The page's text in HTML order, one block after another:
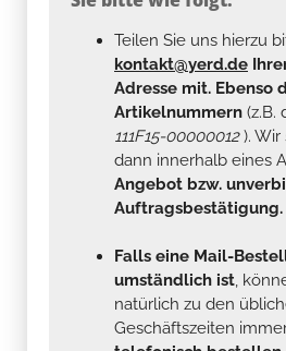
Teilen Sie uns hierzu
kontakt@yerd.de
Adresse mit. Ebenso
Artikelnummern (z.B.
111F15-00000012).
dann innerhalb eines
Angebot bzw.
Auftragsbestätigung.
Falls eine Mail-
umständlich ist,
natürlich zu den
Geschäftszeiten